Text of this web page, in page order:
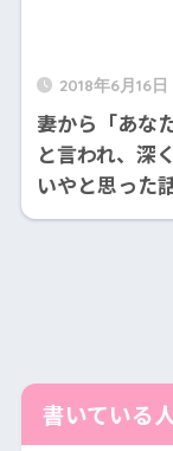
2018年6月16日
妻から「あな
と言われ、深
いやと思った
書いている人